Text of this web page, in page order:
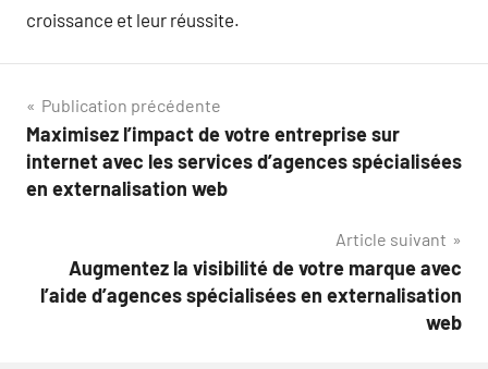
croissance et leur réussite.
Navigation
de
l’article
Publication précédente
Maximisez l’impact de votre entreprise sur
internet avec les services d’agences spécialisées
en externalisation web
Article suivant
Augmentez la visibilité de votre marque avec
l’aide d’agences spécialisées en externalisation
web